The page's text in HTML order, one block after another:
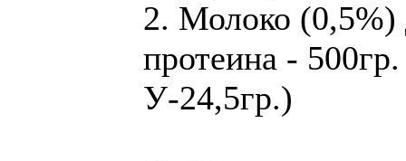
2. Молоко (0,5%)
протеина -
У-24,5гр.)